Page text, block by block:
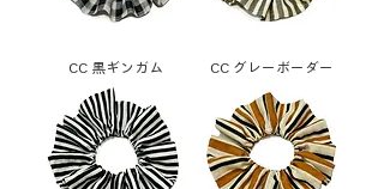
CC 黒ギンガム CC グレーボーダー